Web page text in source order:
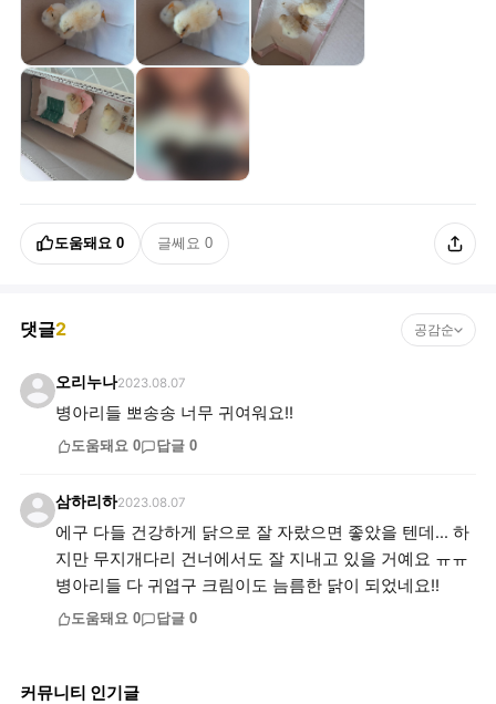
도움돼요 0 글쎄요 0
댓글2 공감순
오리누나2023.08.07
병아리들 뽀송송 너무 귀여워요!!
도움돼요 0 답글 0
삼하리하2023.08.07
에구 다들 건강하게 닭으로 잘 자랐으면 좋았을 텐데... 하
지만 무지개다리 건너에서도 잘 지내고 있을 거예요 ㅠㅠ
병아리들 다 귀엽구 크림이도 늠름한 닭이 되었네요!!
도움돼요 0 답글 0
커뮤니티 인기글